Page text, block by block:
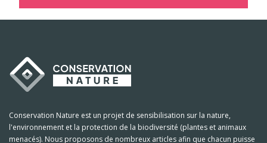
Conservation Nature est un projet de sensibilisation sur la nature,
l'environnement et la protection de la biodiversité (plantes et animaux
menacés). Nous proposons de nombreux articles afin que chacun puisse